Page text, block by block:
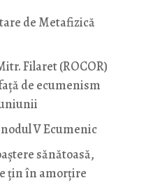
de Metafizică
Filaret (ROCOR)
de ecumenism
V Ecumenic
sănătoasă,
țin în amorțire